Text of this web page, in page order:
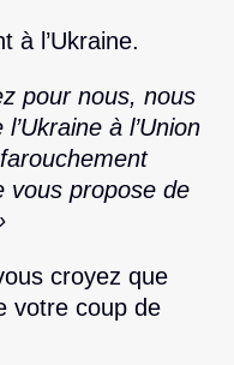
à l’Ukraine.
pour nous, nous
à l’Union
vous propose de
croyez que
votre coup de